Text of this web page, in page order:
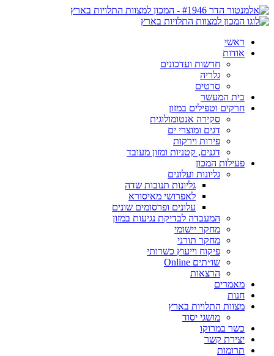
ראשי
אודות
חדשות ועדכונים
גלריה
סרטים
בית המעשר
חרקים וטפילים במזון
סקירה אנטומולוגית
דגים ומוצרי ים
פירות וירקות
דגנים, קטניות ומזון מעובד
פעילות המכון
גליונות ועלונים
גליונות תנובות שדה
לאפרושי מאיסורא
עלונים ופרסומים שונים
המעבדה לבדיקת נגיעות במזון
מחקר יישומי
מחקר תורני
פיקוח וייעוץ כשרותי
שו״תים Online
הרצאות
מאמרים
חנות
מצוות התלויות בארץ
מושגי יסוד
כשר במרוקו
יצירת קשר
תרומות